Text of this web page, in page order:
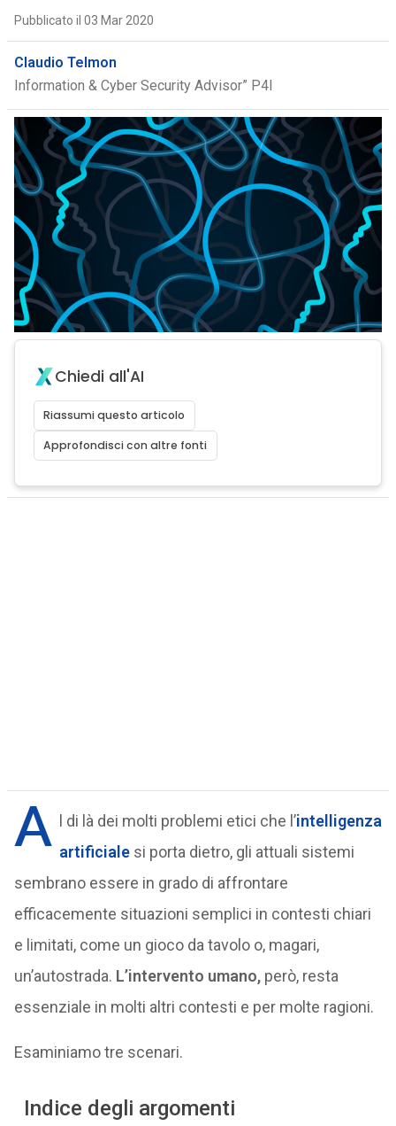
Pubblicato il 03 Mar 2020
Claudio Telmon
Information & Cyber Security Advisor” P4I
Chiedi all'AI
Riassumi questo articolo
Approfondisci con altre fonti
A l di là dei molti problemi etici che l’intelligenza
artificiale si porta dietro, gli attuali sistemi
sembrano essere in grado di affrontare
efficacemente situazioni semplici in contesti chiari
e limitati, come un gioco da tavolo o, magari,
un’autostrada. L’intervento umano,però, resta
essenziale in molti altri contesti e per molte ragioni.
Esaminiamo tre scenari.
Indice degli argomenti